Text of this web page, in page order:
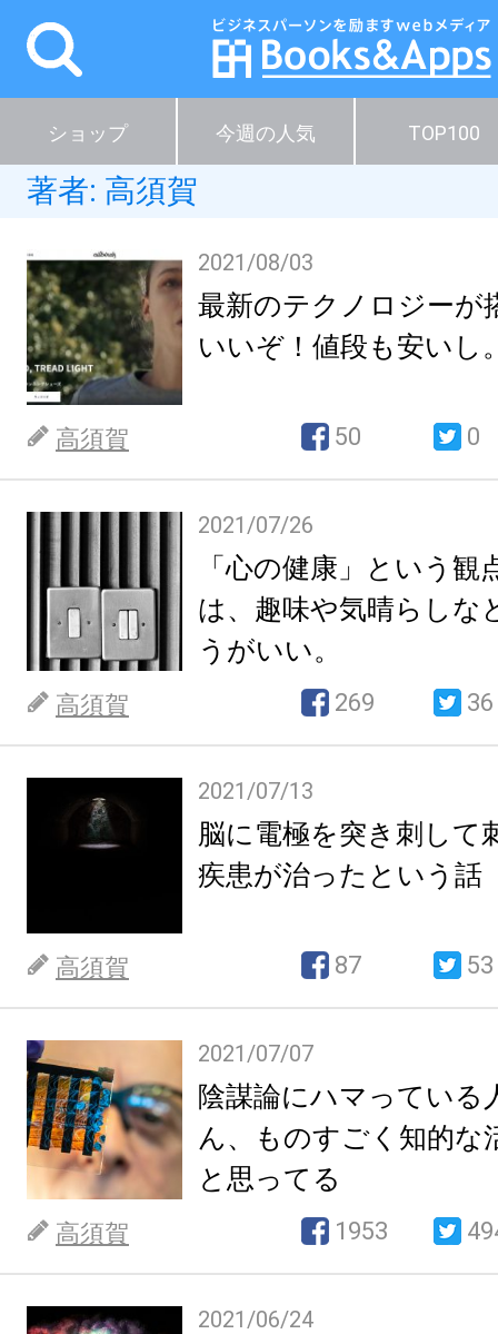
ショップ 今週の人気 TOP100
著者: 高須賀
2021/08/03
最新のテクノロジーが
いいぞ！値段も安いし
高須賀 50 0
2021/07/26
「心の健康」という観
は、趣味や気晴らしな
うがいい。
高須賀 269 36
2021/07/13
脳に電極を突き刺して
疾患が治ったという話
高須賀 87 53
2021/07/07
陰謀論にハマっている
ん、ものすごく知的な
と思ってる
高須賀 1953
2021/06/24